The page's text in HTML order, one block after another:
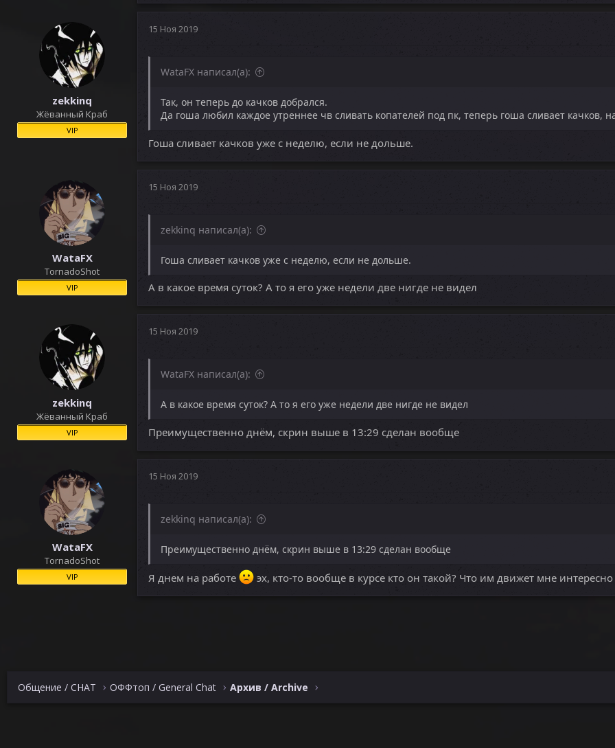
zekkinq
Жёванный Краб
VIP
15 Ноя 2019
WataFX написал(а):
Так, он теперь до качков добрался.
Да гоша любил каждое утреннее чв сливать копателей под пк, теперь гоша сливает качков,
Гоша сливает качков уже с неделю, если не дольше.
WataFX
TornadoShot
VIP
15 Ноя 2019
zekkinq написал(а):
Гоша сливает качков уже с неделю, если не дольше.
А в какое время суток? А то я его уже недели две нигде не видел
zekkinq
Жёванный Краб
VIP
15 Ноя 2019
WataFX написал(а):
А в какое время суток? А то я его уже недели две нигде не видел
Преимущественно днём, скрин выше в 13:29 сделан вообще
WataFX
TornadoShot
VIP
15 Ноя 2019
zekkinq написал(а):
Преимущественно днём, скрин выше в 13:29 сделан вообще
Я днем на работе эх, кто-то вообще в курсе кто он такой? Что им движет мне интересно
Общение / CHAT ОФФтоп / General Chat Архив / Archive